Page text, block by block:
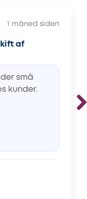
1 måned siden
af
små
kunder.